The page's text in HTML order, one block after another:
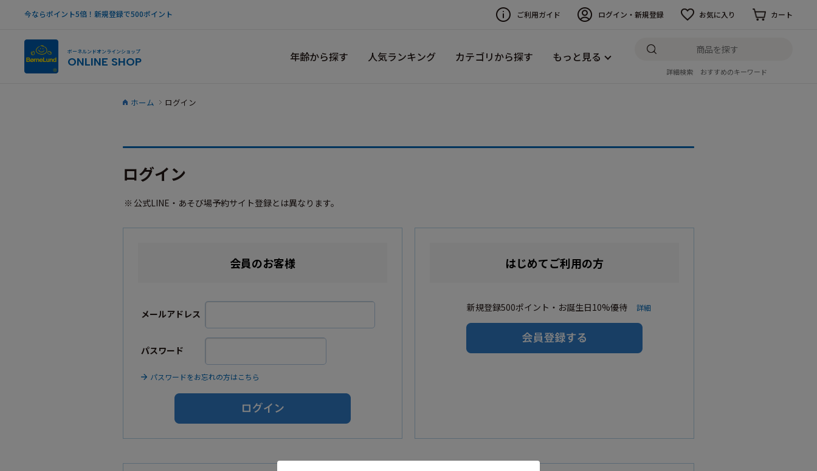
今ならポイント5倍！新規登録で500ポイント ご利用ガイド ログイン・新規登録 お気に入り カート
ボーネルンドオンラインショップ
ONLINE SHOP 年齢から探す 人気ランキング カテゴリから探す もっと見る
詳細検索 おすすめのキーワード
ホーム ログイン
ログイン
公式LINE・あそび場予約サイト登録とは異なります。
会員のお客様
メールアドレス
パスワード
パスワードをお忘れの方はこちら
はじめてご利用の方
新規登録500ポイント・お誕生日10%優待 詳細